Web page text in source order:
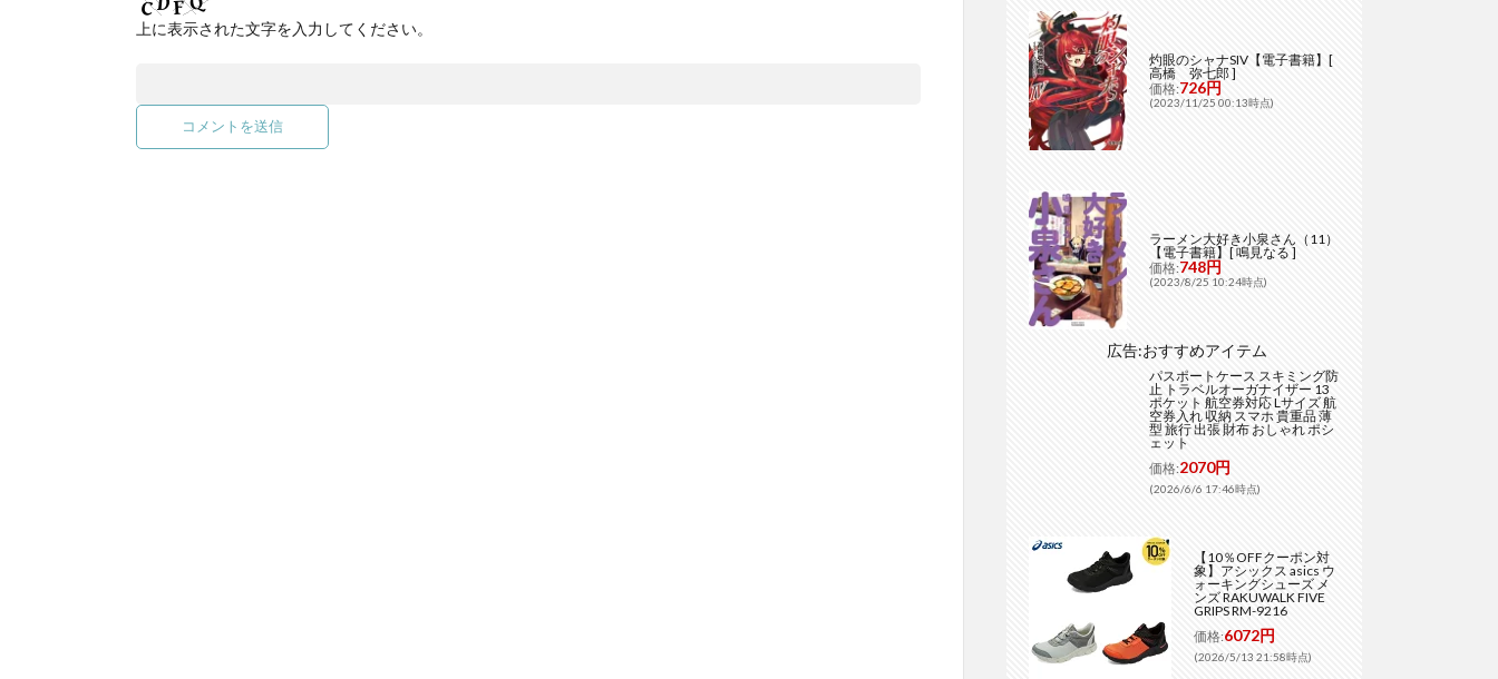
上に表示された文字を入力してください。
灼眼のシャナSIV【電子書籍】[
高橋 弥七郎 ]
価格:726円
(2023/11/25 00:13時点)
ラーメン大好き小泉さん（11）
【電子書籍】[ 鳴見なる ]
価格:748円
(2023/8/25 10:24時点)
広告:おすすめアイテム
パスポートケース スキミング防
止 トラベルオーガナイザー 13
ポケット 航空券対応 Lサイズ 航
空券入れ 収納 スマホ 貴重品 薄
型 旅行 出張 財布 おしゃれ ポシ
ェット
価格:2070円
(2026/6/6 17:46時点)
【10％OFFクーポン対
象】アシックス asics ウ
ォーキングシューズ メ
ンズ RAKUWALK FIVE
GRIPS RM-9216
価格:6072円
(2026/5/13 21:58時点)